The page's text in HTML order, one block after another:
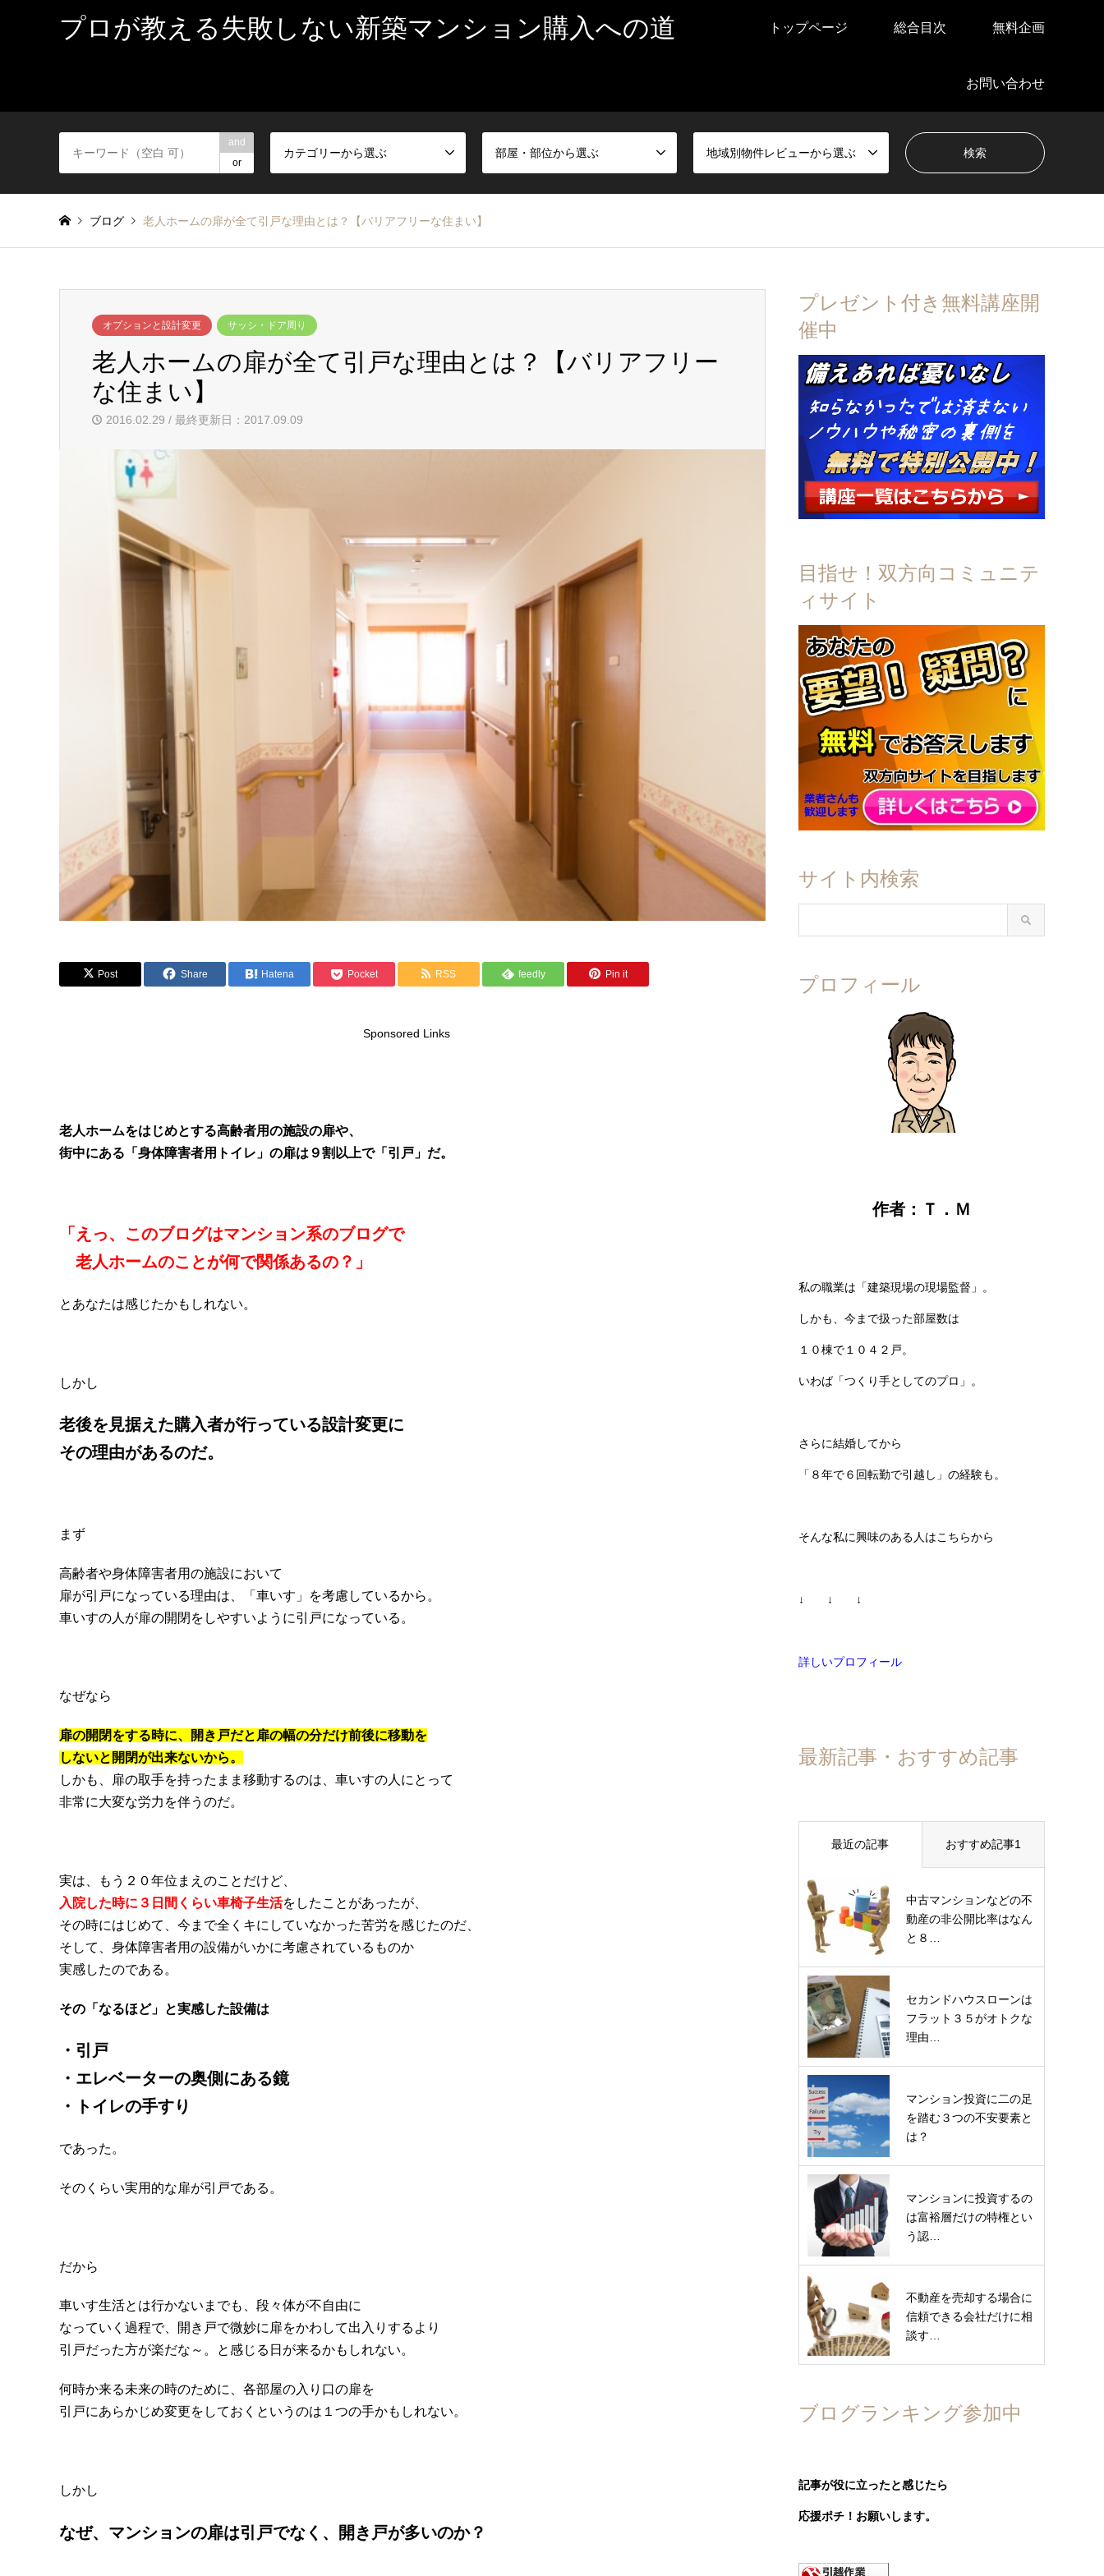
プロが教える失敗しない新築マンション購入への道 トップページ 総合目次 無料企画
お問い合わせ
and
or
カテゴリーから選ぶ 部屋・部位から選ぶ 地域別物件レビューから選ぶ
ブログ 老人ホームの扉が全て引戸な理由とは？【バリアフリーな住まい】
オプションと設計変更 サッシ・ドア周り
老人ホームの扉が全て引戸な理由とは？【バリアフリー
な住まい】
2016.02.29 / 最終更新日：2017.09.09
Post Share Hatena Pocket RSS feedly Pin it
Sponsored Links
老人ホームをはじめとする高齢者用の施設の扉や、
街中にある「身体障害者用トイレ」の扉は９割以上で「引戸」だ。
「えっ、このブログはマンション系のブログで
老人ホームのことが何で関係あるの？」
とあなたは感じたかもしれない。
しかし
老後を見据えた購入者が行っている設計変更に
その理由があるのだ。
まず
高齢者や身体障害者用の施設において
扉が引戸になっている理由は、「車いす」を考慮しているから。
車いすの人が扉の開閉をしやすいように引戸になっている。
なぜなら
扉の開閉をする時に、開き戸だと扉の幅の分だけ前後に移動を
しないと開閉が出来ないから。
しかも、扉の取手を持ったまま移動するのは、車いすの人にとって
非常に大変な労力を伴うのだ。
実は、もう２０年位まえのことだけど、
入院した時に３日間くらい車椅子生活をしたことがあったが、
その時にはじめて、今まで全くキにしていなかった苦労を感じたのだ、
そして、身体障害者用の設備がいかに考慮されているものか
実感したのである。
その「なるほど」と実感した設備は
・引戸
・エレベーターの奥側にある鏡
・トイレの手すり
であった。
そのくらい実用的な扉が引戸である。
だから
車いす生活とは行かないまでも、段々体が不自由に
なっていく過程で、開き戸で微妙に扉をかわして出入りするより
引戸だった方が楽だな～。と感じる日が来るかもしれない。
何時か来る未来の時のために、各部屋の入り口の扉を
引戸にあらかじめ変更をしておくというのは１つの手かもしれない。
しかし
なぜ、マンションの扉は引戸でなく、開き戸が多いのか？
プレゼント付き無料講座開
催中
目指せ！双方向コミュニテ
ィサイト
サイト内検索
プロフィール
作者：Ｔ．Ｍ
私の職業は「建築現場の現場監督」。
しかも、今まで扱った部屋数は
１０棟で１０４２戸。
いわば「つくり手としてのプロ」。
さらに結婚してから
「８年で６回転勤で引越し」の経験も。
そんな私に興味のある人はこちらから
↓ ↓ ↓
詳しいプロフィール
最新記事・おすすめ記事
最近の記事 おすすめ記事1
中古マンションなどの不
動産の非公開比率はなん
と８…
セカンドハウスローンは
フラット３５がオトクな
理由…
マンション投資に二の足
を踏む３つの不安要素と
は？
マンションに投資するの
は富裕層だけの特権とい
う認…
不動産を売却する場合に
信頼できる会社だけに相
談す…
ブログランキング参加中
記事が役に立ったと感じたら
応援ポチ！お願いします。